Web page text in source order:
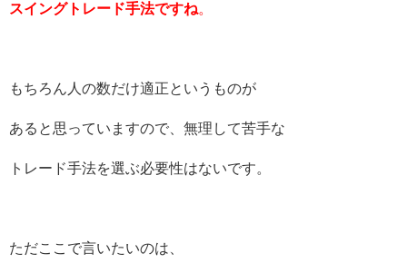
スイングトレード手法ですね。
もちろん人の数だけ適正というものが
あると思っていますので、無理して苦手な
トレード手法を選ぶ必要性はないです。
ただここで言いたいのは、